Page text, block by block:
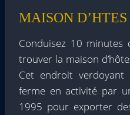
MAISON
Conduisez 10
trouver la maison
Cet endroit
ferme en activité par
1995 pour exporter